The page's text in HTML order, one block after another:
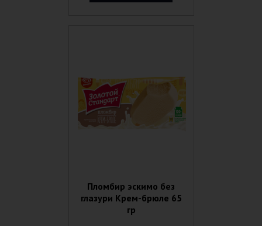
Пломбир эскимо без
глазури Крем-брюле 65
гр